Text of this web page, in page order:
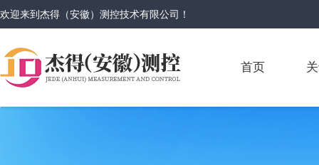
欢迎来到杰得（安徽）测控技术有限公司 ！
首页